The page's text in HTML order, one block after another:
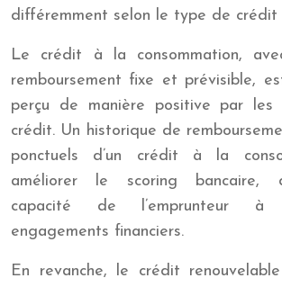
différemment selon le type de crédit
Le crédit à la consommation,
remboursement fixe et prévisible,
perçu de manière positive par les
crédit. Un historique de
ponctuels d’un crédit à la
améliorer le scoring bancaire,
capacité de l’emprunteur à
engagements financiers.
En revanche, le crédit